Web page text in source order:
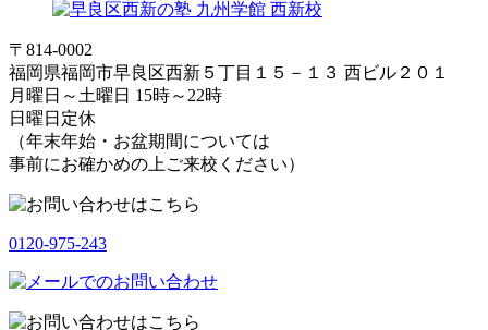
〒814-0002
福岡県福岡市早良区西新５丁目１５－１３ 西ビル２０１
月曜日～土曜日 15時～22時
日曜日定休
（年末年始・お盆期間については
事前にお確かめの上ご来校ください）
0120-975-243